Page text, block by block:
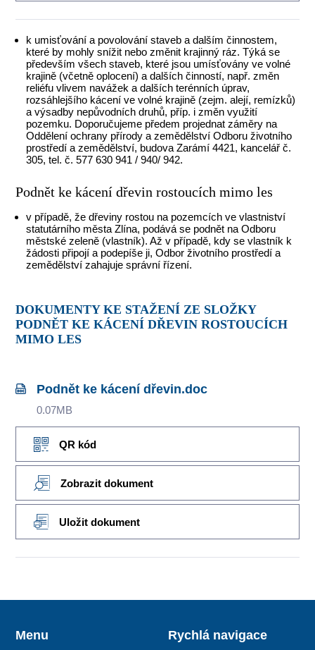
k umisťování a povolování staveb a dalším činnostem,
které by mohly snížit nebo změnit krajinný ráz. Týká se
především všech staveb, které jsou umísťovány ve volné
krajině (včetně oplocení) a dalších činností, např. změn
reliéfu vlivem navážek a dalších terénních úprav,
rozsáhlejšího kácení ve volné krajině (zejm. alejí, remízků)
a výsadby nepůvodních druhů, příp. i změn využití
pozemku. Doporučujeme předem projednat záměry na
Oddělení ochrany přírody a zemědělství Odboru životního
prostředí a zemědělství, budova Zarámí 4421, kancelář č.
305, tel. č. 577 630 941 / 940/ 942.
Podnět ke kácení dřevin rostoucích mimo les
v případě, že dřeviny rostou na pozemcích ve vlastniství
statutárního města Zlína, podává se podnět na Odboru
městské zeleně (vlastník). Až v případě, kdy se vlastník k
žádosti připojí a podepíše ji, Odbor životního prostředí a
zemědělství zahajuje správní řízení.
DOKUMENTY KE STAŽENÍ ZE SLOŽKY
PODNĚT KE KÁCENÍ DŘEVIN ROSTOUCÍCH
MIMO LES
Podnět ke kácení dřevin.doc
0.07MB
QR kód
Zobrazit dokument
Uložit dokument
Menu Rychlá navigace